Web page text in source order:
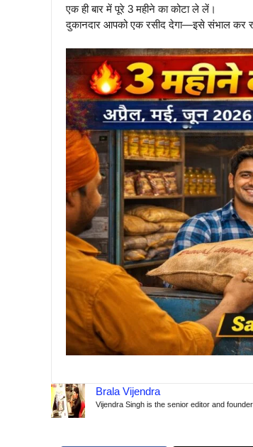
एक ही बार में पूरे 3 महीने का कोटा ले लें।
दुकानदार आपको एक रसीद देगा—इसे संभाल कर
Brala Vijendra
Vijendra Singh is the senior editor and